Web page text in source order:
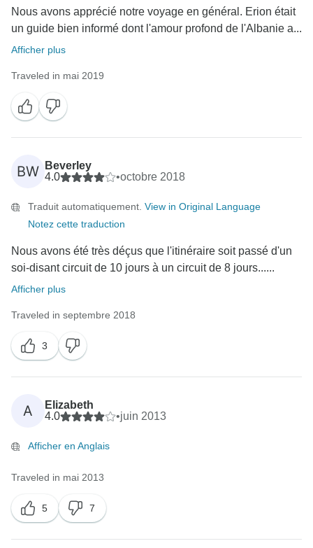
Nous avons apprécié notre voyage en général. Erion était
un guide bien informé dont l'amour profond de l'Albanie a...
Afficher plus
Traveled in mai 2019
BW
Beverley
4.0
•octobre 2018
Traduit automatiquement. View in Original Language
Notez cette traduction
Nous avons été très déçus que l'itinéraire soit passé d'un
soi-disant circuit de 10 jours à un circuit de 8 jours......
Afficher plus
Traveled in septembre 2018
3
A
Elizabeth
4.0
•juin 2013
Afficher en Anglais
Traveled in mai 2013
5 7